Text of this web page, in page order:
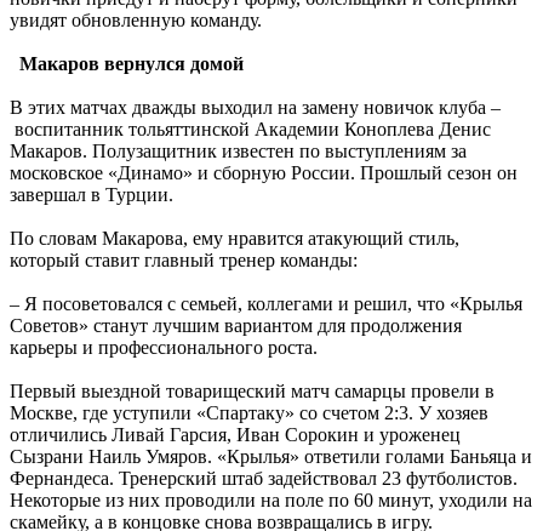
Как помочь кошке справиться со стрессом: советы эксперта
Эксперт рассказал, как мошенники используют старые сим-
09.08.2026 | 21:32
увидят обновленную команду.
Макаров вернулся домой
В этих матчах дважды выходил на замену новичок клуба –
воспитанник тольяттинской Академии Коноплева Денис
Макаров. Полузащитник известен по выступлениям за
московское «Динамо» и сборную России. Прошлый сезон он
завершал в Турции.
По словам Макарова, ему нравится атакующий стиль,
который ставит главный тренер команды:
– Я посоветовался с семьей, коллегами и решил, что «Крылья
Советов» станут лучшим вариантом для продолжения
карьеры и профессионального роста.
Первый выездной товарищеский матч самарцы провели в
Москве, где уступили «Спартаку» со счетом 2:3. У хозяев
отличились Ливай Гарсия, Иван Сорокин и уроженец
Сызрани Наиль Умяров. «Крылья» ответили голами Баньяца и
Фернандеса. Тренерский штаб задействовал 23 футболистов.
Некоторые из них проводили на поле по 60 минут, уходили на
скамейку, а в концовке снова возвращались в игру.